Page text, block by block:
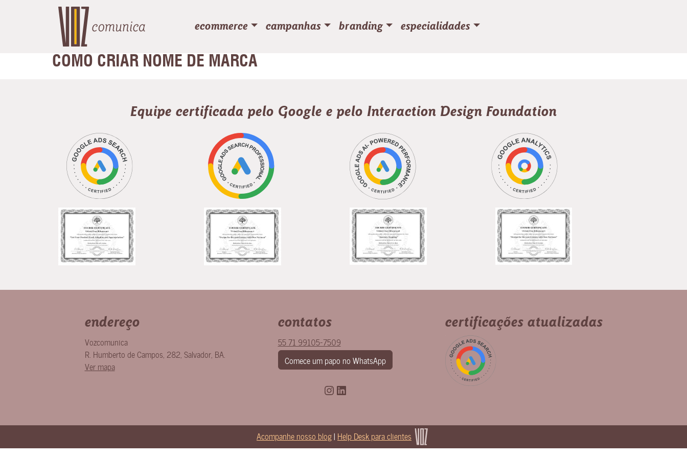
ecommerce campanhas branding especialidades
COMO CRIAR NOME DE MARCA
Equipe certificada pelo Google e pelo Interaction Design Foundation
endereço
Vozcomunica
R. Humberto de Campos, 282 Salvador, BA
Ver mapa
contatos
55 71 99105-7509
Comece um papo no WhatsApp
Instagram
LinkedIn
certificações atualizadas
Acompanhe nosso blog| Help Desk para clientes